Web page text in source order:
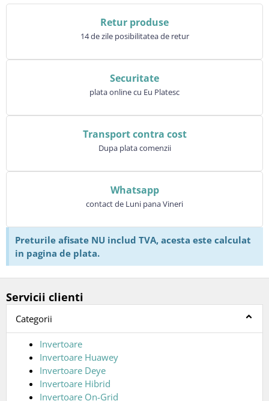
Retur produse
14 de zile posibilitatea de retur
Securitate
plata online cu Eu Platesc
Transport contra cost
Dupa plata comenzii
Whatsapp
contact de Luni pana Vineri
Preturile afisate NU includ TVA, acesta este calculat
in pagina de plata.
Servicii clienti
Categorii
Invertoare
Invertoare Huawey
Invertoare Deye
Invertoare Hibrid
Invertoare On-Grid